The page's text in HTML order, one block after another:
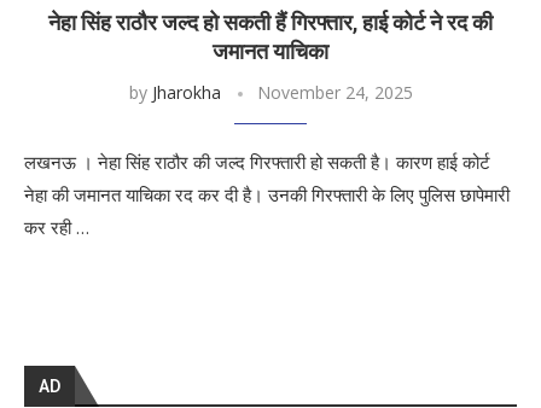
नेहा सिंह राठौर जल्द हो सकती हैं गिरफ्तार, हाई कोर्ट ने रद की
जमानत याचिका
by Jharokha November 24, 2025
लखनऊ । नेहा सिंह राठौर की जल्द गिरफ्तारी हो सकती है। कारण हाई कोर्ट
नेहा की जमानत याचिका रद कर दी है। उनकी गिरफ्तारी के लिए पुलिस छापेमारी
कर रही …
AD